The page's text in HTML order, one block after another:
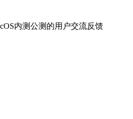
内测公测的用户交流反馈